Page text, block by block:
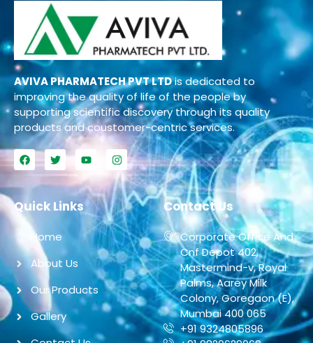
AVIVA PHARMATECH PVT LTDis dedicated to
improving the quality of life of the people by
supporting scientific discovery through its quality
products and coustomer-centric services.
Quick Links
Home
About Us
Our Products
Gallery
Contact Us
Corporate Office And
Cnf Depot 402,
Mastermind-v, Royal
Palms, Aarey Milk
Colony, Goregaon (E),
Mumbai 400 065
+91 9324805896